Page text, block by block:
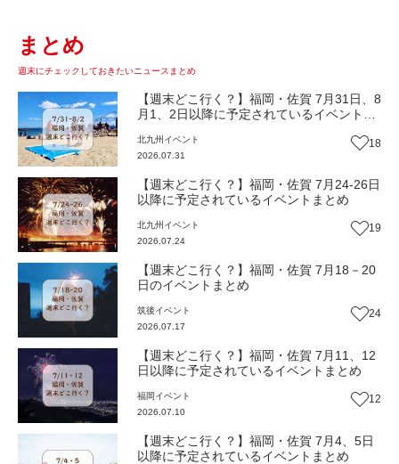
まとめ
週末にチェックしておきたいニュースまとめ
【週末どこ行く？】福岡・佐賀 7月31日、8
月1、2日以降に予定されているイベントま
北九州 イベント
2026.07.31
18
【週末どこ行く？】福岡・佐賀 7月24-26日
以降に予定されているイベントまとめ
北九州 イベント
2026.07.24
19
【週末どこ行く？】福岡・佐賀 7月18－20
日のイベントまとめ
筑後イベント
2026.07.17
24
【週末どこ行く？】福岡・佐賀 7月11、12
日以降に予定されているイベントまとめ
福岡 イベント
2026.07.10
12
【週末どこ行く？】福岡・佐賀 7月4、5日
以降に予定されているイベントまとめ